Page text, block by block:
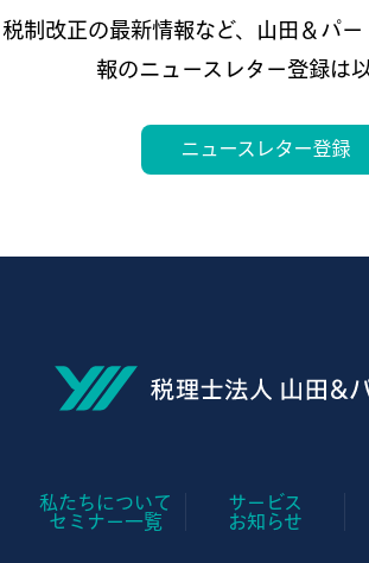
税制改正の最新情報など、山田＆パー
報のニュースレター登録は
私たちについて サービス
セミナー一覧
お知らせ